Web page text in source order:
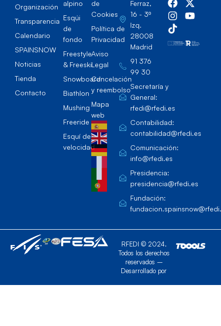
Organización
Transparencia
Calendario
SPAINSNOW
Noticias
Tienda
Contacto
alpino
Esqúi
de
fondo
Freestyle
& Freeski
Snowboard
Biathlon
Mushing
Freeride
Esquí de
velocidad
de
Cookies
Política de
Privacidad
Aviso
Legal
Cancelación
y reembolso
Mapa
web
Ferraz,
16 - 3º
Izq.
28008
Madrid
91 376
99 30
Secretaría y
General:
rfedi@rfedi.es
Contabilidad:
contabilidad@rfedi.es
Comunicación:
info@rfedi.es
Presidencia:
presidencia@rfedi.es
Fundación:
RFEDI © 2024.
Todos los derechos
reservados –
Desarrollado por